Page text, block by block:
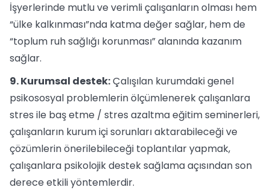
İşyerlerinde mutlu ve verimli çalışanların olması hem
“ülke kalkınması”nda katma değer sağlar, hem de
“toplum ruh sağlığı korunması” alanında kazanım
sağlar.
9. Kurumsal destek:Çalışılan kurumdaki genel
psikososyal problemlerin ölçümlenerek çalışanlara
stres ile baş etme / stres azaltma eğitim seminerleri,
çalışanların kurum içi sorunları aktarabileceği ve
çözümlerin önerilebileceği toplantılar yapmak,
çalışanlara psikolojik destek sağlama açısından son
derece etkili yöntemlerdir.